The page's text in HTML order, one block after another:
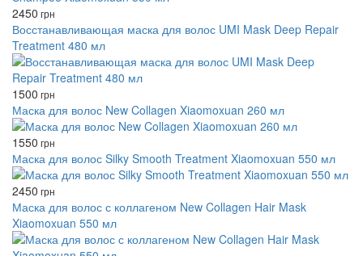
2450 грн
Восстанавливающая маска для волос UMI Mask Deep Repair
Treatment 480 мл
1500 грн
Маска для волос New Collagen Xiaomoxuan 260 мл
1550 грн
Маска для волос Silky Smooth Treatment Xiaomoxuan 550 мл
2450 грн
Маска для волос с коллагеном New Collagen Hair Mask
Xiaomoxuan 550 мл